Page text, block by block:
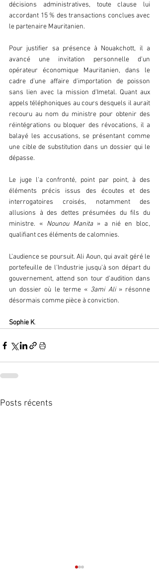
décisions administratives, toute clause lui
accordant 15 % des transactions conclues avec
le partenaire Mauritanien.
Pour justifier sa présence à Nouakchott, il a
avancé une invitation personnelle d'un
opérateur économique Mauritanien, dans le
cadre d'une affaire d'importation de poisson
sans lien avec la mission d'Imetal. Quant aux
appels téléphoniques au cours desquels il aurait
recouru au nom du ministre pour obtenir des
réintégrations ou bloquer des révocations, il a
balayé les accusations, se présentant comme
une cible de substitution dans un dossier qui le
dépasse.
Le juge l'a confronté, point par point, à des
éléments précis issus des écoutes et des
interrogatoires croisés, notamment des
allusions à des dettes présumées du fils du
ministre. « Nounou Manita » a nié en bloc,
qualifiant ces éléments de calomnies.
L'audience se poursuit. Ali Aoun, qui avait géré le
portefeuille de l'Industrie jusqu'à son départ du
gouvernement, attend son tour d'audition dans
un dossier où le terme « 3ami Ali » résonne
désormais comme pièce à conviction.
Sophie K.
Posts récents